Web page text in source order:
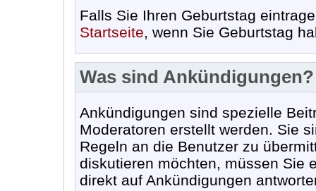
Falls Sie Ihren Geburtstag
Startseite, wenn Sie Geburtstag
Was sind Ankündigungen?
Ankündigungen sind spezielle
Moderatoren erstellt werden. Sie
Regeln an die Benutzer zu
diskutieren möchten, müssen Sie
direkt auf Ankündigungen